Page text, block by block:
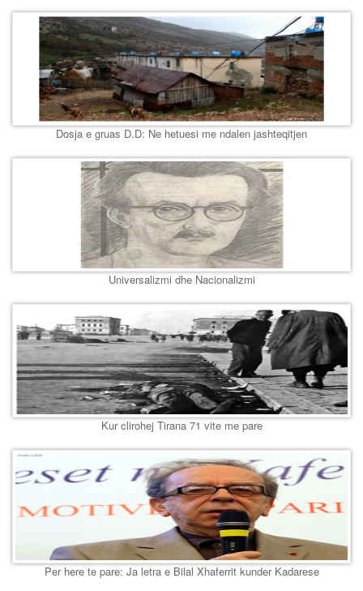
Dosja e gruas D.D: Ne hetuesi me ndalen jashteqitjen
Universalizmi dhe Nacionalizmi
Kur clirohej Tirana 71 vite me pare
Per here te pare: Ja letra e Bilal Xhaferrit kunder Kadarese